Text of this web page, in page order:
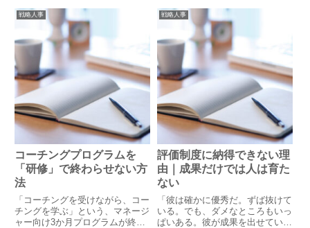
戦略人事
コーチングプログラムを
「研修」で終わらせない方
法
「コーチングを受けながら、コー
チングを学ぶ」という、マネージ
ャー向け3か月プログラムが終了
戦略人事
評価制度に納得できない理
由｜成果だけでは人は育た
ない
「彼は確かに優秀だ。ずば抜けて
いる。でも、ダメなところもいっ
ぱいある。彼が成果を出せている